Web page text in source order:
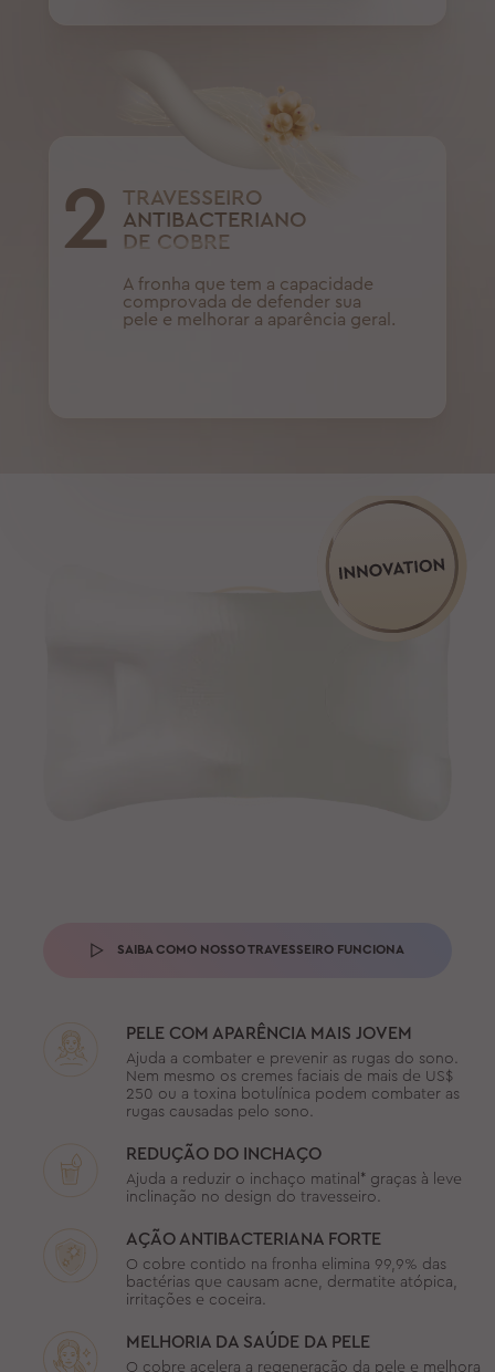
2
TRAVESSEIRO
ANTIBACTERIANO
DE COBRE
A fronha que tem a capacidade
comprovada de defender sua
pele e melhorar a aparência geral.
PELE COM APARÊNCIA MAIS JOVEM
Ajuda a combater e prevenir as rugas do sono.
Nem mesmo os cremes faciais de mais de US$
250 ou a toxina botulínica podem combater as
rugas causadas pelo sono.
REDUÇÃO DO INCHAÇO
Ajuda a reduzir o inchaço matinal* graças à leve
inclinação no design do travesseiro.
SAIBA COMO NOSSO TRAVESSEIRO FUNCIONA
AÇÃO ANTIBACTERIANA FORTE
O cobre contido na fronha elimina 99,9% das
bactérias que causam acne, dermatite atópica,
irritações e coceira.
MELHORIA DA SAÚDE DA PELE
O cobre acelera a regeneração da pele e melhora